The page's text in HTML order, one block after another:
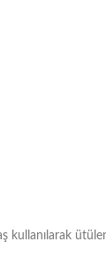
kullanılarak